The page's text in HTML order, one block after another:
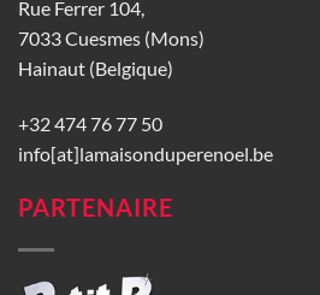
Rue Ferrer 104,
7033 Cuesmes (Mons)
Hainaut (Belgique)
+32 474 76 77 50
info[at]lamaisonduperenoel.be
PARTENAIRE